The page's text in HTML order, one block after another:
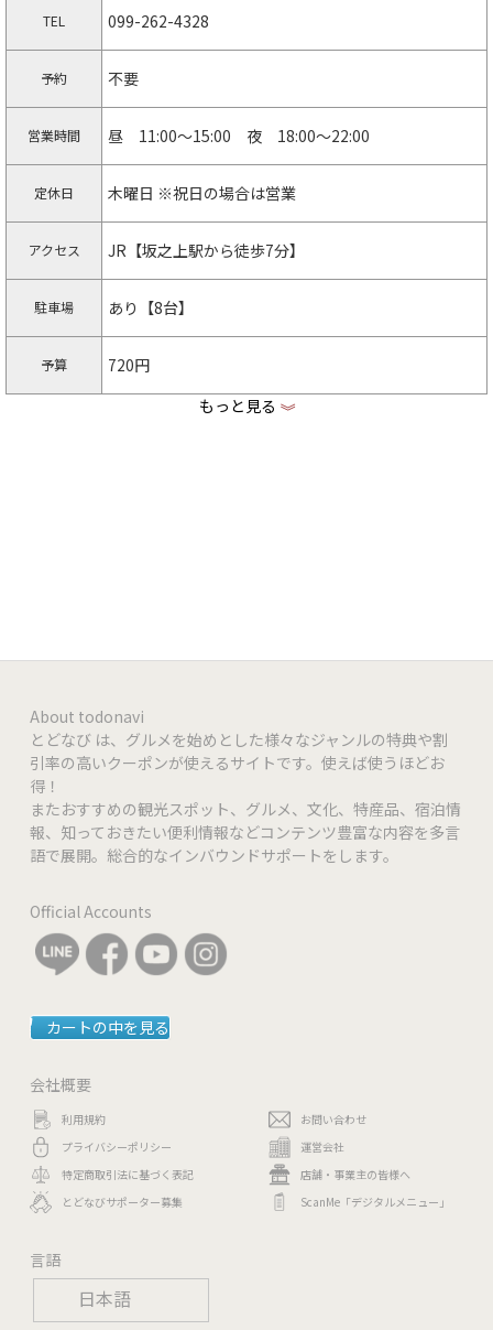
日本語
TEL 099-262-4328
予約 不要
営業時間 昼 11:00～15:00 夜 18:00～22:00
定休日 木曜日 ※祝日の場合は営業
アクセス JR【坂之上駅から徒歩7分】
駐車場 あり【8台】
予算 720円
もっと見る 《
About todonavi
とどなび は、グルメを始めとした様々なジャンルの特典や割
引率の高いクーポンが使えるサイトです。使えば使うほどお
得！
またおすすめの観光スポット、グルメ、文化、特産品、宿泊情
報、知っておきたい便利情報などコンテンツ豊富な内容を多言
語で展開。総合的なインバウンドサポートをします。
Official Accounts
カートの中を見る
会社概要
利用規約
プライバシーポリシー
特定商取引法に基づく表記
とどなびサポーター募集
お問い合わせ
運営会社
店舗・事業主の皆様へ
ScanMe「デジタルメニュー」
言語